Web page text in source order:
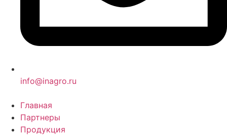
info@inagro.ru
Главная
Партнеры
Продукция